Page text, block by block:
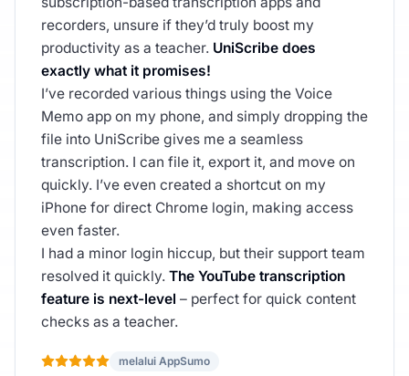
recorders, unsure if they’d truly boost my
productivity as a teacher. UniScribe does
exactly what it promises!
I’ve recorded various things using the Voice
Memo app on my phone, and simply dropping the
file into UniScribe gives me a seamless
transcription. I can file it, export it, and move on
quickly. I’ve even created a shortcut on my
iPhone for direct Chrome login, making access
even faster.
I had a minor login hiccup, but their support team
resolved it quickly. The YouTube transcription
feature is next-level – perfect for quick content
checks as a teacher.
melalui AppSumo